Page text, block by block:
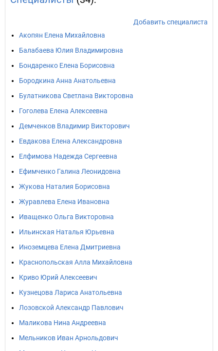
Добавить специалиста
Акопян Елена Михайловна
Балабаева Юлия Владимировна
Бондаренко Елена Борисовна
Бородкина Анна Анатольевна
Булатникова Светлана Викторовна
Гоголева Елена Алексеевна
Демченков Владимир Викторович
Евдакова Елена Александровна
Елфимова Надежда Сергеевна
Ефимченко Галина Леонидовна
Жукова Наталия Борисовна
Журавлева Елена Ивановна
Иващенко Ольга Викторовна
Ильинская Наталья Юрьевна
Иноземцева Елена Дмитриевна
Краснопольская Алла Михайловна
Криво Юрий Алексеевич
Кузнецова Лариса Анатольевна
Лозовской Александр Павлович
Маликова Нина Андреевна
Мельников Иван Арнольдович